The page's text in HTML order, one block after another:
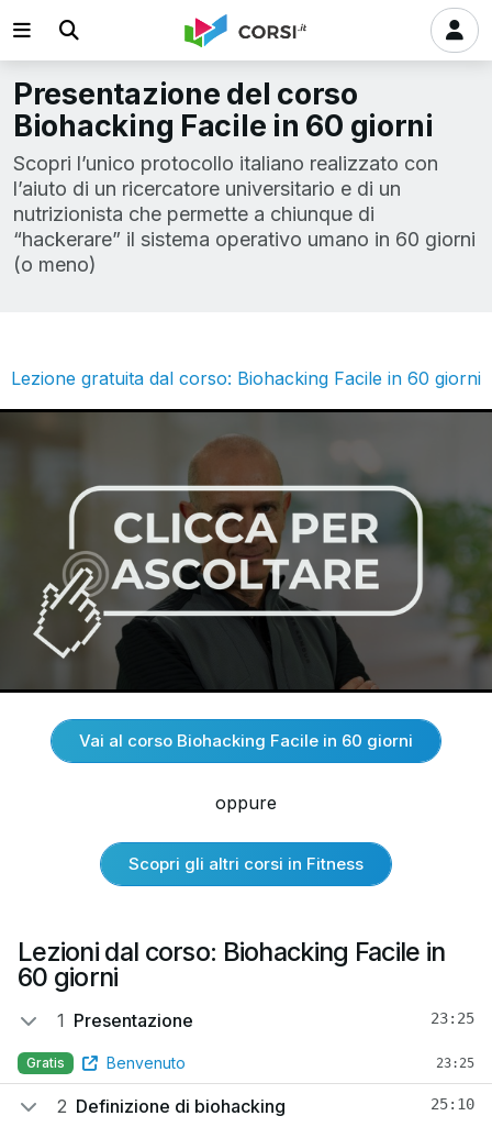
Presentazione del corso
Biohacking Facile in 60 giorni
Scopri l’unico protocollo italiano realizzato con
l’aiuto di un ricercatore universitario e di un
nutrizionista che permette a chiunque di
“hackerare” il sistema operativo umano in 60 giorni
(o meno)
Lezione gratuita dal corso: Biohacking Facile in 60 giorni
Vai al corso Biohacking Facile in 60 giorni
oppure
Scopri gli altri corsi in Fitness
Lezioni dal corso: Biohacking Facile in
60 giorni
1 Presentazione 23:25
Gratis Benvenuto 23:25
2 Definizione di biohacking 25:10